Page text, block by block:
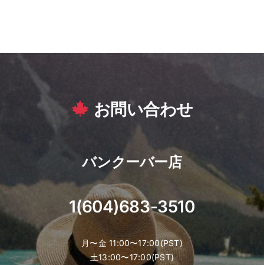
お問い合わせ
バンクーバー店
1(604)683-3510
月〜金 11:00〜17:00(PST)
土13:00〜17:00(PST)